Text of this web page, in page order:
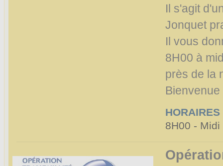
Il s'agit
Jonquet
Il vous
8H00 à
près de la
Bienvenue
HORAIRES
8H00 -